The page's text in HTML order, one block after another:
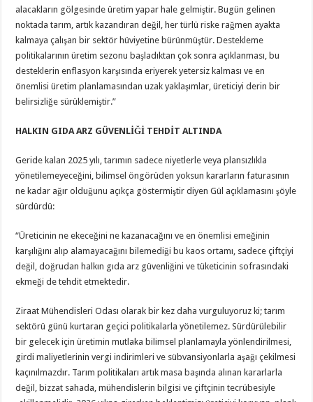
alacakların gölgesinde üretim yapar hale gelmiştir. Bugün gelinen
noktada tarım, artık kazandıran değil, her türlü riske rağmen ayakta
kalmaya çalışan bir sektör hüviyetine bürünmüştür. Destekleme
politikalarının üretim sezonu başladıktan çok sonra açıklanması, bu
desteklerin enflasyon karşısında eriyerek yetersiz kalması ve en
önemlisi üretim planlamasından uzak yaklaşımlar, üreticiyi derin bir
belirsizliğe sürüklemiştir.”
HALKIN GIDA ARZ GÜVENLİĞİ TEHDİT ALTINDA
Geride kalan 2025 yılı, tarımın sadece niyetlerle veya plansızlıkla
yönetilemeyeceğini, bilimsel öngörüden yoksun kararların faturasının
ne kadar ağır olduğunu açıkça göstermiştir diyen Gül açıklamasını şöyle
sürdürdü:
“Üreticinin ne ekeceğini ne kazanacağını ve en önemlisi emeğinin
karşılığını alıp alamayacağını bilemediği bu kaos ortamı, sadece çiftçiyi
değil, doğrudan halkın gıda arz güvenliğini ve tüketicinin sofrasındaki
ekmeği de tehdit etmektedir.
Ziraat Mühendisleri Odası olarak bir kez daha vurguluyoruz ki; tarım
sektörü günü kurtaran geçici politikalarla yönetilemez. Sürdürülebilir
bir gelecek için üretimin mutlaka bilimsel planlamayla yönlendirilmesi,
girdi maliyetlerinin vergi indirimleri ve sübvansiyonlarla aşağı çekilmesi
kaçınılmazdır. Tarım politikaları artık masa başında alınan kararlarla
değil, bizzat sahada, mühendislerin bilgisi ve çiftçinin tecrübesiyle